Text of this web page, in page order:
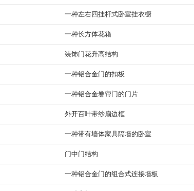
一种左右四挂杆式卧室挂衣橱
一种长方体花箱
装饰门花升高结构
一种铝合金门的扣板
一种铝合金卷帘门的门片
外开百叶带纱扇边框
一种带有墙体家具隔墙的卧室
门中门结构
一种铝合金门的组合式连接墙板